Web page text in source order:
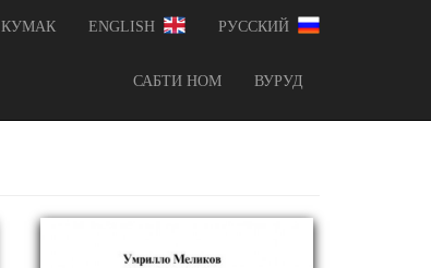
КУМАК ENGLISH РУССКИЙ
САБТИ НОМ ВУРУД